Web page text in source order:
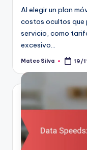
Al elegir un plan
costos ocultos que
servicio, como
excesivo…
Posted
Mateo Silva 19/